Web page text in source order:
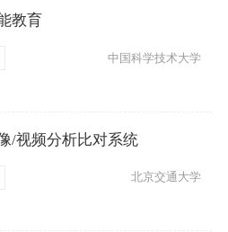
教育
中国科学技术大学
/视频分析比对系统
北京交通大学